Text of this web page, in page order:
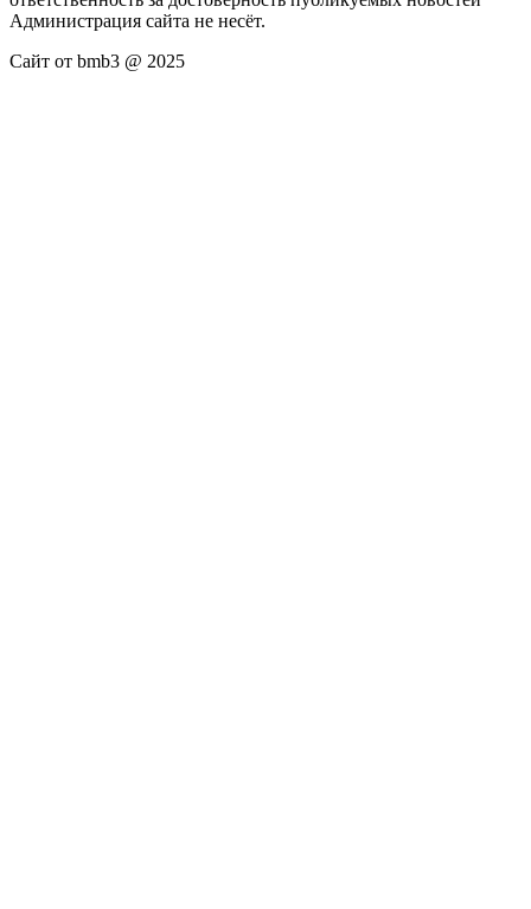
Администрация сайта не несёт.
Сайт от bmb3 @ 2025